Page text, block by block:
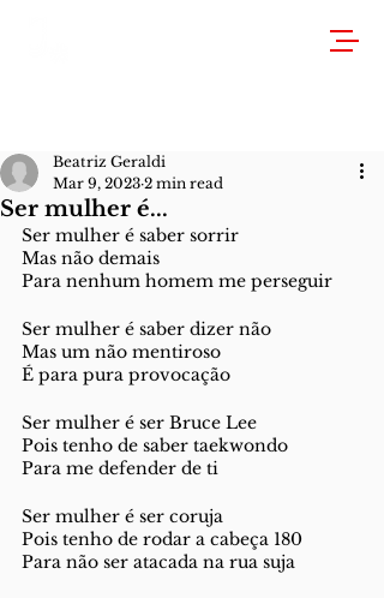
Ser mulher é...
Beatriz Geraldi
Mar 9, 2023 2 min read
Ser mulher é saber sorrir
Mas não demais
Para nenhum homem me perseguir
Ser mulher é saber dizer não
Mas um não mentiroso
É para pura provocação
Ser mulher é ser Bruce Lee
Pois tenho de saber taekwondo
Para me defender de ti
Ser mulher é ser coruja
Pois tenho de rodar a cabeça 180
Para não ser atacada na rua suja